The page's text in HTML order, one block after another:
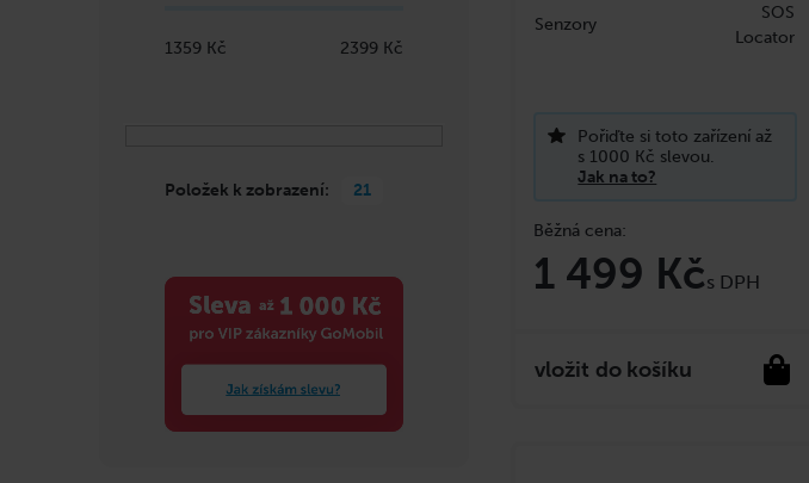
1359 Kč 2399 Kč
Položek k zobrazení: 21
1 499 Kč
do košíku
Senzory
SOS
Locator
Pořiďte si toto zařízení až
s 1000 Kč slevou.
Jak na to?